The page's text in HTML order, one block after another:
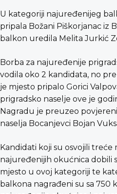
U kategoriji najuređenijeg
pripala Božani Piškorjanac iz
balkon uredila Melita Jurkić
Borba za najuređenije
vodila oko 2 kandidata, no
je mjesto pripalo Gorici
prigradsko naselje ove je
Nagradu je preuzeo
naselja Bocanjevci Bojan
Kandidati koji su osvojili
najuređenijih okućnica dobili
mjesto u ovoj kategoriji te
balkona nagrađeni su sa 750